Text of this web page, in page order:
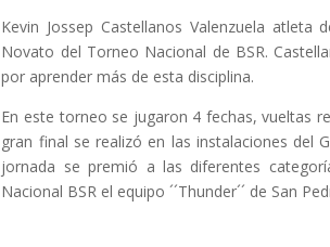
Kevin Jossep Castellanos Valenzuela
Novato del Torneo Nacional de BSR.
por aprender más de esta disciplina.
En este torneo se jugaron 4 fechas, vueltas
gran final se realizó en las instalaciones del
jornada se premió a las diferentes
Nacional BSR el equipo ´´Thunder´´ de San